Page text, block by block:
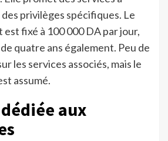
privilèges spécifiques. Le
fixé à 100 000 DA par jour,
quatre ans également. Peu de
les services associés, mais le
assumé.
aux